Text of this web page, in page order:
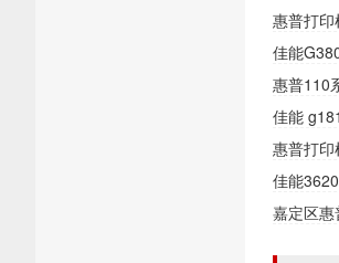
惠普打
佳能
惠普110
佳能
惠普打
佳能
嘉定区